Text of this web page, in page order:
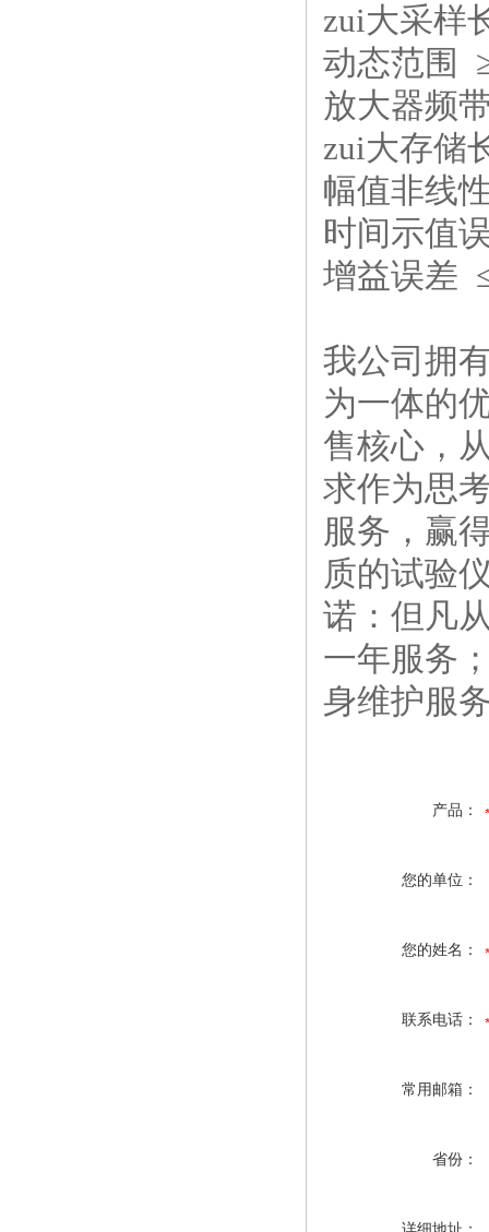
zui大采样
动态范围
放大器频
zui大存储
幅值非线
时间示值
增益误差
我公司拥
为一体的
售核心，
求作为思
服务，赢
质的试验
诺：但凡
一年服务
身维护服
产品：
您的单位：
您的姓名：
联系电话：
常用邮箱：
省份：